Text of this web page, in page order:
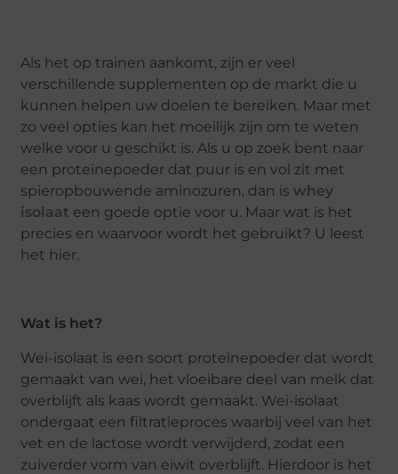
Als het op trainen aankomt, zijn er veel
verschillende supplementen op de markt die u
kunnen helpen uw doelen te bereiken. Maar met
zo veel opties kan het moeilijk zijn om te weten
welke voor u geschikt is. Als u op zoek bent naar
een proteïnepoeder dat puur is en vol zit met
spieropbouwende aminozuren, dan iswhey
isolaat een goede optie voor u. Maar wat is het
precies en waarvoor wordt het gebruikt? U leest
het hier.
Wat is het?
Wei-isolaat is een soort proteïnepoeder dat wordt
gemaakt van wei, het vloeibare deel van melk dat
overblijft als kaas wordt gemaakt. Wei-isolaat
ondergaat een filtratieproces waarbij veel van het
vet en de lactose wordt verwijderd, zodat een
zuiverder vorm van eiwit overblijft. Hierdoor is het